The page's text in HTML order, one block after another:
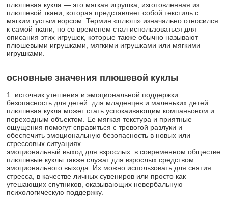
плюшевая кукла — это мягкая игрушка, изготовленная из
плюшевой ткани, которая представляет собой текстиль с
мягким густым ворсом. Термин «плюш» изначально относился
к самой ткани, но со временем стал использоваться для
описания этих игрушек, которые также обычно называют
плюшевыми игрушками, мягкими игрушками или мягкими
игрушками.
основные значения плюшевой куклы
1. источник утешения и эмоциональной поддержки
безопасность для детей: для младенцев и маленьких детей
плюшевая кукла может стать успокаивающим компаньоном и
переходным объектом. Ее мягкая текстура и приятные
ощущения помогут справиться с тревогой разлуки и
обеспечить эмоциональную безопасность в новых или
стрессовых ситуациях.
эмоциональный выход для взрослых: в современном обществе
плюшевые куклы также служат для взрослых средством
эмоционального выхода. Их можно использовать для снятия
стресса, в качестве личных сувениров или просто как
утешающих спутников, оказывающих невербальную
психологическую поддержку.